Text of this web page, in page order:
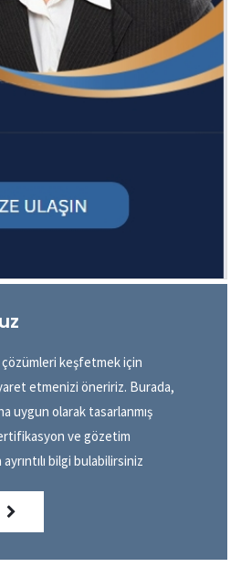
çözümleri keşfetmek için
etmenizi öneririz. Burada,
uygun olarak tasarlanmış
ve gözetim
bilgi bulabilirsiniz